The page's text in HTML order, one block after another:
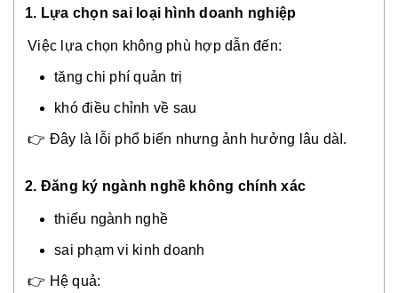
1. Lựa chọn sai loại hình doanh nghiệp
Việc lựa chọn không phù hợp dẫn đến:
tăng chi phí quản trị
khó điều chỉnh về sau
👉 Đây là lỗi phổ biến nhưng ảnh hưởng lâu dàI.
2. Đăng ký ngành nghề không chính xác
thiếu ngành nghề
sai phạm vi kinh doanh
👉 Hệ quả: